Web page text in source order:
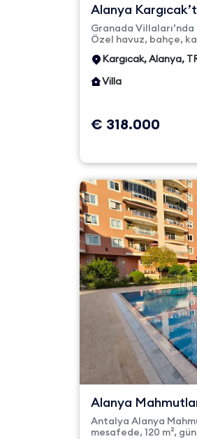
Alanya
Villa – Granada
Granada
Özel havuz, bahçe,
Kargıcak, Alanya,
Villa
€ 318.000
Alanya
Manzaralı 2+1
Antalya Alanya
mesafede, 120 m²,